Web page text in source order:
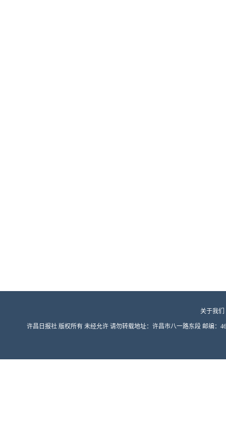
关于我们
许昌日报社 版权所有 未经允许 请勿转载地址：许昌市八一路东段 邮编：